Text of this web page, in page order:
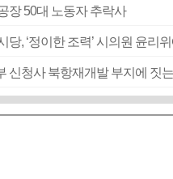
장 50대 노동자 추락사
신청사 북항재개발 부지에 짓